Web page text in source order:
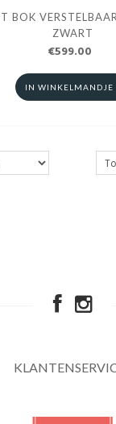
BOK
ZWART
€599.00
IN WINKELMANDJE